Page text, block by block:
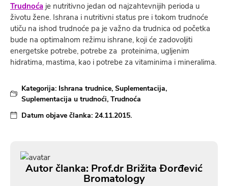
Trudnoća je nutritivno jedan od najzahtevnijih perioda u
životu žene. Ishrana i nutritivni status pre i tokom trudnoće
utiču na ishod trudnoće pa je važno da trudnica od početka
bude na optimalnom režimu ishrane, koji će zadovoljiti
energetske potrebe, potrebe za proteinima, ugljenim
hidratima, mastima, kao i potrebe za vitaminima i mineralima.
Kategorija: Ishrana trudnice, Suplementacija,
Suplementacija u trudnoći, Trudnoća
Datum objave članka: 24.11.2015.
Autor članka: Prof.dr Brižita Đorđević
Bromatology